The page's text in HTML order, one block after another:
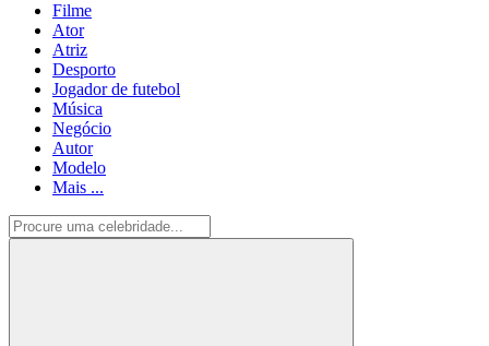
Filme
Ator
Atriz
Desporto
Jogador de futebol
Música
Negócio
Autor
Modelo
Mais ...